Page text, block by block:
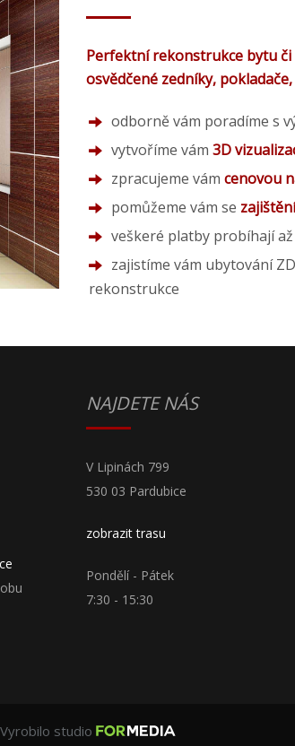
Perfektní rekonstrukce bytu
osvědčené zedníky,
odborně vám poradíme s
vytvoříme vám 3D
zpracujeme vám cenovou
pomůžeme vám se
veškeré platby probíhají
zajistíme vám ubytování
rekonstrukce
NAJDETE NÁS
V Lipinách 799
530 03 Pardubice
zobrazit trasu
Pondělí - Pátek
7:30 - 15:30
studio